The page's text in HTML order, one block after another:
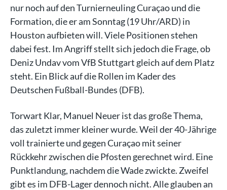
nur noch auf den Turnierneuling Curaçao und die
Formation, die er am Sonntag (19 Uhr/ARD) in
Houston aufbieten will. Viele Positionen stehen
dabei fest. Im Angriff stellt sich jedoch die Frage, ob
Deniz Undav vom VfB Stuttgart gleich auf dem Platz
steht. Ein Blick auf die Rollen im Kader des
Deutschen Fußball-Bundes (DFB).
Torwart Klar, Manuel Neuer ist das große Thema,
das zuletzt immer kleiner wurde. Weil der 40-Jährige
voll trainierte und gegen Curaçao mit seiner
Rückkehr zwischen die Pfosten gerechnet wird. Eine
Punktlandung, nachdem die Wade zwickte. Zweifel
gibt es im DFB-Lager dennoch nicht. Alle glauben an